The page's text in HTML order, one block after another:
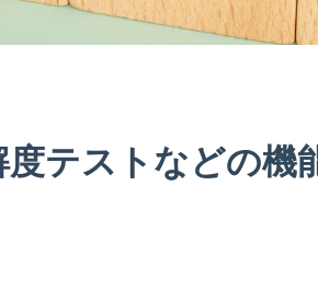
テストなどの機